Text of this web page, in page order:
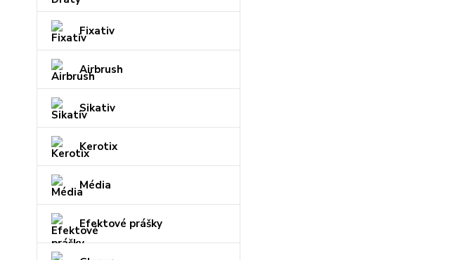
Fixativ
Airbrush
Sikativ
Kerotix
Média
Efektové prášky